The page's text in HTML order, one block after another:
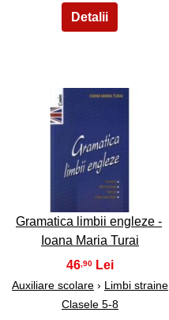
27
Gramatica limbii engleze -
Ioana Maria Turai
46,90
Auxiliare scolare› Limbi straine
Clasele 5-8